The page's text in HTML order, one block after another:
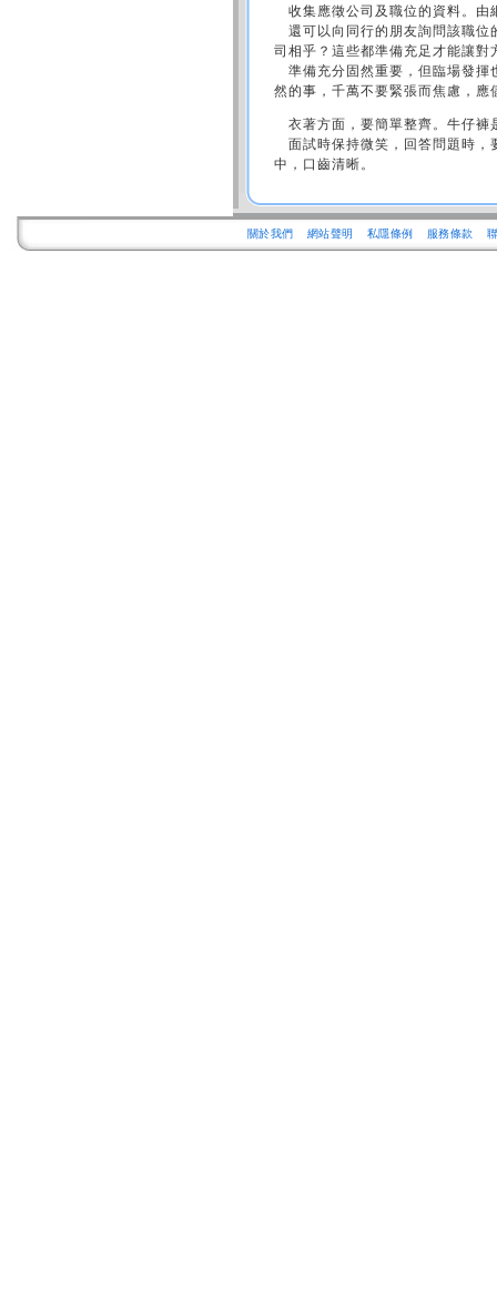
收集應徵公司及職位的資料。由
還可以向同行的朋友詢問該職位
司相乎？這些都準備充足才能讓對
準備充分固然重要，但臨場發揮
然的事，千萬不要緊張而焦慮，應
衣著方面，要簡單整齊。牛仔褲
面試時保持微笑，回答問題時，
中，口齒清晰。
關於我們 網站聲明 私隱條例 服務條款